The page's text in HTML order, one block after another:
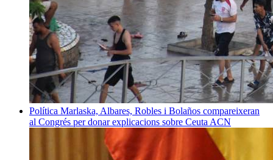
Política Marlaska, Albares, Robles i Bolaños compareixeran
al Congrés per donar explicacions sobre Ceuta ACN